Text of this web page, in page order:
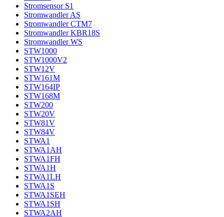
Stromsensor S1
Stromwandler AS
Stromwandler CTM7
Stromwandler KBR18S
Stromwandler WS
STW1000
STW1000V2
STW12V
STW161M
STW164IP
STW168M
STW200
STW20V
STW81V
STW84V
STWA1
STWA1AH
STWA1FH
STWA1H
STWA1LH
STWA1S
STWA1SEH
STWA1SH
STWA2AH